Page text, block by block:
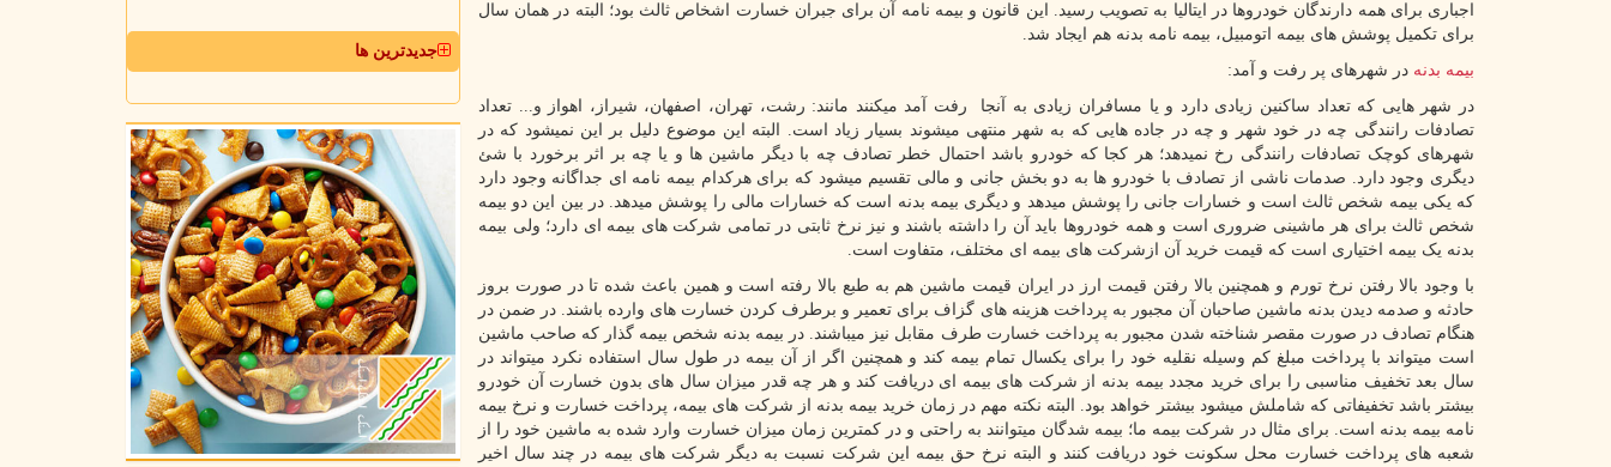
اجباری برای همه دارندگان خودروها در ایتالیا به تصویب رسید. این قانون و بیمه نامه آن برای جبران خسارت اشخاص ثالث بود؛ البته در همان سال
برای تکمیل پوشش های بیمه اتومبیل، بیمه نامه بدنه هم ایجاد شد.
بیمه بدنه در شهرهای پر رفت و آمد:
در شهر هایی که تعداد ساکنین زیادی دارد و یا مسافران زیادی به آنجا رفت آمد میکنند مانند: رشت، تهران، اصفهان، شیراز، اهواز و... تعداد
تصادفات رانندگی چه در خود شهر و چه در جاده هایی که به شهر منتهی میشوند بسیار زیاد است. البته این موضوع دلیل بر این نمیشود که در
شهرهای کوچک تصادفات رانندگی رخ نمیدهد؛ هر کجا که خودرو باشد احتمال خطر تصادف چه با دیگر ماشین ها و یا چه بر اثر برخورد با شئ
دیگری وجود دارد. صدمات ناشی از تصادف با خودرو ها به دو بخش جانی و مالی تقسیم میشود که برای هرکدام بیمه نامه ای جداگانه وجود دارد
که یکی بیمه شخص ثالث است و خسارات جانی را پوشش میدهد و دیگری بیمه بدنه است که خسارات مالی را پوشش میدهد. در بین این دو بیمه
شخص ثالث برای هر ماشینی ضروری است و همه خودروها باید آن را داشته باشند و نیز نرخ ثابتی در تمامی شرکت های بیمه ای دارد؛ ولی بیمه
بدنه یک بیمه اختیاری است که قیمت خرید آن ازشرکت های بیمه ای مختلف، متفاوت است.
با وجود بالا رفتن نرخ تورم و همچنین بالا رفتن قیمت ارز در ایران قیمت ماشین هم به طبع بالا رفته است و همین باعث شده تا در صورت بروز
حادثه و صدمه دیدن بدنه ماشین صاحبان آن مجبور به پرداخت هزینه های گزاف برای تعمیر و برطرف کردن خسارت های وارده باشند. در ضمن در
هنگام تصادف در صورت مقصر شناخته شدن مجبور به پرداخت خسارت طرف مقابل نیز میباشند. در بیمه بدنه شخص بیمه گذار که صاحب ماشین
است میتواند با پرداخت مبلغ کم وسیله نقلیه خود را برای یکسال تمام بیمه کند و همچنین اگر از آن بیمه در طول سال استفاده نکرد میتواند در
سال بعد تخفیف مناسبی را برای خرید مجدد بیمه بدنه از شرکت های بیمه ای دریافت کند و هر چه قدر میزان سال های بدون خسارت آن خودرو
بیشتر باشد تخفیفاتی که شاملش میشود بیشتر خواهد بود. البته نکته مهم در زمان خرید بیمه بدنه از شرکت های بیمه، پرداخت خسارت و نرخ بیمه
نامه بیمه بدنه است. برای مثال در شرکت بیمه ما؛ بیمه شدگان میتوانند به راحتی و در کمترین زمان میزان خسارت وارد شده به ماشین خود را از
شعبه های پرداخت خسارت محل سکونت خود دریافت کنند و البته نرخ حق بیمه این شرکت نسبت به دیگر شرکت های بیمه در چند سال اخیر
جدیدترین ها